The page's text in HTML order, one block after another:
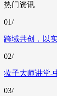
热门资讯
01/
跨域共创，以
02/
妆子大师讲堂-
03/